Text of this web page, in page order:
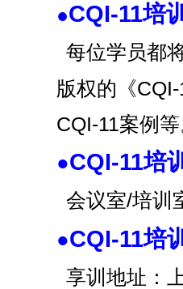
●CQI-11培
每位学员都
版权的《
CQI-11案例
●CQI-11培
会议室/培训
●CQI-11培
享训地址：